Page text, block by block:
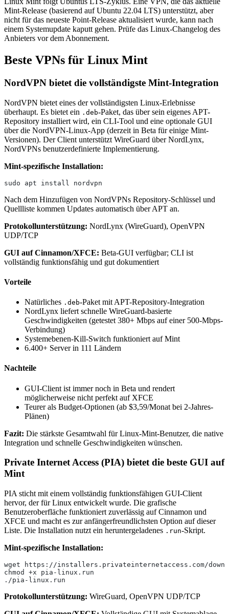
Mint-Release (basierend auf Ubuntu 22.04 LTS) unterstützt, aber
nicht für das neueste Point-Release aktualisiert wurde, kann nach
einem Systemupdate kaputt gehen. Prüfe das Linux-Changelog des
Anbieters vor dem Abonnement.
Beste VPNs für Linux Mint
NordVPN bietet die vollständigste Mint-Integration
NordVPN bietet eines der vollständigsten Linux-Erlebnisse
überhaupt. Es bietet ein .deb-Paket, das über sein eigenes APT-
Repository installiert wird, ein CLI-Tool und eine optionale GUI
über die NordVPN-Linux-App (derzeit in Beta für einige Mint-
Versionen). Der Client unterstützt WireGuard über NordLynx,
NordVPNs benutzerdefinierte Implementierung.
Mint-spezifische Installation:
sudo apt install nordvpn
Nach dem Hinzufügen von NordVPNs Repository-Schlüssel und
Quellliste kommen Updates automatisch über APT an.
Protokollunterstützung: NordLynx (WireGuard), OpenVPN
UDP/TCP
GUI auf Cinnamon/XFCE: Beta-GUI verfügbar; CLI ist
vollständig funktionsfähig und gut dokumentiert
Vorteile
Natürliches .deb-Paket mit APT-Repository-Integration
NordLynx liefert schnelle WireGuard-basierte
Geschwindigkeiten (getestet 380+ Mbps auf einer 500-Mbps-
Verbindung)
Systemebenen-Kill-Switch funktioniert auf Mint
6.400+ Server in 111 Ländern
Nachteile
GUI-Client ist immer noch in Beta und rendert
möglicherweise nicht perfekt auf XFCE
Teurer als Budget-Optionen (ab $3,59/Monat bei 2-Jahres-
Plänen)
Fazit: Die stärkste Gesamtwahl für Linux-Mint-Benutzer, die native
Integration und schnelle Geschwindigkeiten wünschen.
Private Internet Access (PIA) bietet die beste GUI auf
Mint
PIA sticht mit einem vollständig funktionsfähigen GUI-Client
hervor, der für Linux entwickelt wurde. Die grafische
Benutzeroberfläche funktioniert zuverlässig auf Cinnamon und
XFCE und macht es zur anfängerfreundlichsten Option auf dieser
Liste. Die Installation nutzt ein heruntergeladenes .run-Skript.
Mint-spezifische Installation:
wget https://installers.privateinternetaccess.com/
chmod +x pia-linux.run
./pia-linux.run
Protokollunterstützung: WireGuard, OpenVPN UDP/TCP